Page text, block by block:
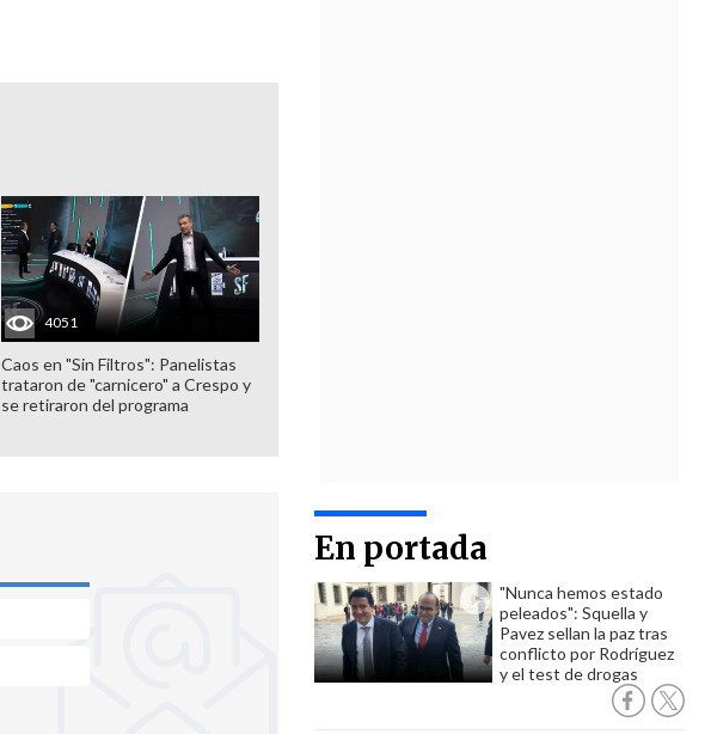
En portada
"Nunca hemos estado
peleados": Squella y
Pavez sellan la paz tras
conflicto por Rodríguez
y el test de drogas
4051
Caos en "Sin Filtros": Panelistas
trataron de "carnicero" a Crespo y
se retiraron del programa